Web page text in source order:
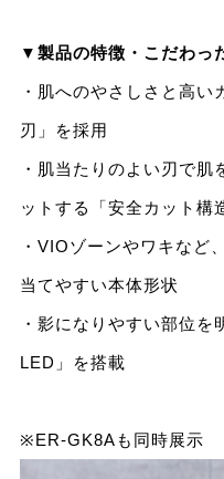
▼製品の特徴・こだわっ
・肌へのやさしさと高
刃」を採用
・肌当たりのよい刃で肌
ットする「安全カット構
・VIOゾーンやワキなど
当てやすい本体形状
・影になりやすい部位
LED」を搭載
※ER-GK8Aも同時展示